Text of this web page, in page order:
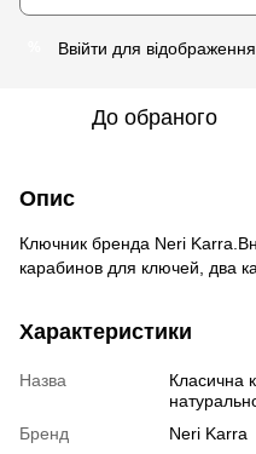
Ввійти для
До обраного
Опис
Ключник бренда Neri
карабинов для ключей, два
Характеристики
Назва
Класична
Бренд
Neri Karra